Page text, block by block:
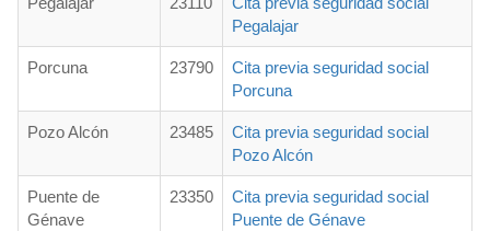
Pegalajar
Porcuna 23790
Cita previa seguridad social
Porcuna
Pozo Alcón 23485
Cita previa seguridad social
Pozo Alcón
Puente de
Génave
23350
Cita previa seguridad social
Puente de Génave